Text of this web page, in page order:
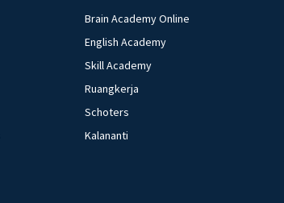
Brain Academy Online
English Academy
Skill Academy
Ruangkerja
Schoters
Kalananti